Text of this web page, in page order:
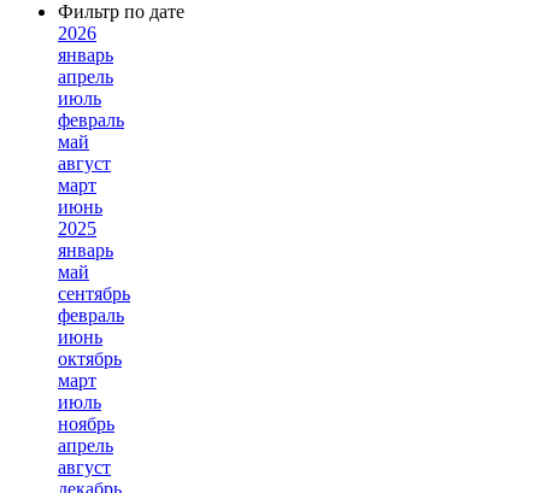
Фильтр по дате
2026
январь
апрель
июль
февраль
май
август
март
июнь
2025
январь
май
сентябрь
февраль
июнь
октябрь
март
июль
ноябрь
апрель
август